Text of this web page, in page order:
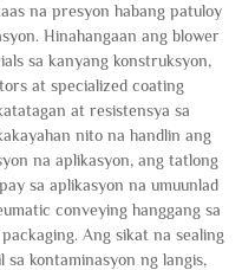
na presyon habang patuloy
Hinahangaan ang blower
sa kanyang konstruksyon,
at specialized coating
at resistensya sa
nito na handlin ang
na aplikasyon, ang tatlong
sa aplikasyon na umuunlad
conveying hanggang sa
Ang sikat na sealing
sa kontaminasyon ng langis,